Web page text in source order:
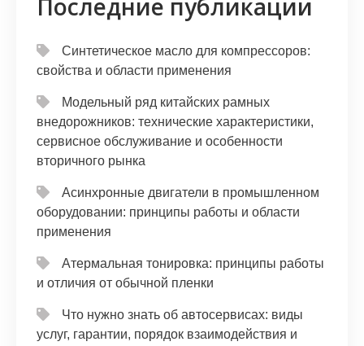
Последние публикации
Синтетическое масло для компрессоров:
свойства и области применения
Модельный ряд китайских рамных
внедорожников: технические характеристики,
сервисное обслуживание и особенности
вторичного рынка
Асинхронные двигатели в промышленном
оборудовании: принципы работы и области
применения
Атермальная тонировка: принципы работы
и отличия от обычной пленки
Что нужно знать об автосервисах: виды
услуг, гарантии, порядок взаимодействия и